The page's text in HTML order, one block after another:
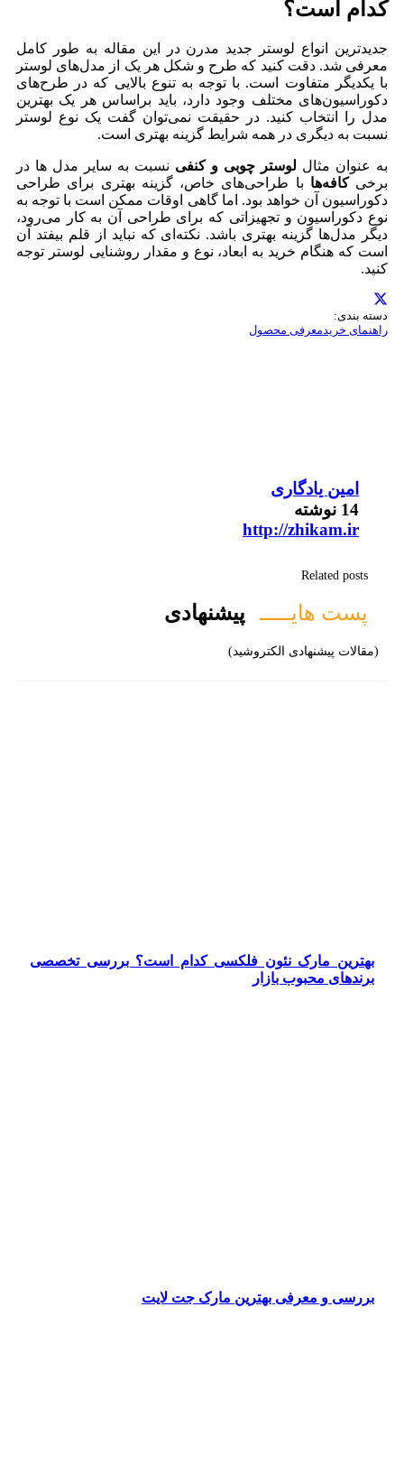
کدام است؟
جدیدترین انواع لوستر جدید مدرن در این مقاله به طور کامل
معرفی شد. دقت کنید که طرح و شکل هر یک از مدل‌های لوستر
با یکدیگر متفاوت است. با توجه به تنوع بالایی که در طرح‌های
دکوراسیون‌های مختلف وجود دارد، باید براساس هر یک بهترین
مدل را انتخاب کنید. در حقیقت نمی‌توان گفت یک نوع لوستر
نسبت به دیگری در همه شرایط گزینه بهتری است.
به عنوان مثال لوستر چوبی و کنفی نسبت به سایر مدل ها در
برخیکافه‌ها با طراحی‌های خاص، گزینه بهتری برای طراحی
دکوراسیون آن خواهد بود. اما گاهی اوقات ممکن است با توجه به
نوع دکوراسیون و تجهیزاتی که برای طراحی آن به کار می‌‌رود،
دیگر مدل‌ها گزینه بهتری باشد. نکته‌ای که نباید از قلم بیفتد آن
است که هنگام خرید به ابعاد، نوع و مقدار روشنایی لوستر توجه
کنید.
دسته بندی:
راهنمای خرید معرفی محصول
امین یادگاری
14 نوشته
http://zhikam.ir
Related posts
پست هایـــــ پیشنهادی
(مقالات پیشنهادی الکتروشید)
بهترین مارک نئون فلکسی کدام است؟ بررسی تخصصی
برندهای محبوب بازار
بررسی و معرفی بهترین مارک جت لایت